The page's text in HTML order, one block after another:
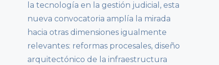
la tecnología en la gestión judicial, esta
nueva convocatoria amplía la mirada
hacia otras dimensiones igualmente
relevantes: reformas procesales, diseño
arquitectónico de la infraestructura